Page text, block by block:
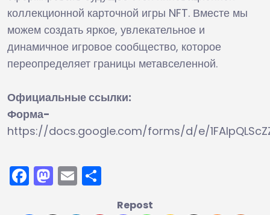
коллекционной карточной игры NFT. Вместе мы
можем создать яркое, увлекательное и
динамичное игровое сообщество, которое
переопределяет границы метавселенной.
Официальные ссылки:
Форма-
https://docs.google.com/forms/d/e/
Facebook
Mastodon
Email
Repost